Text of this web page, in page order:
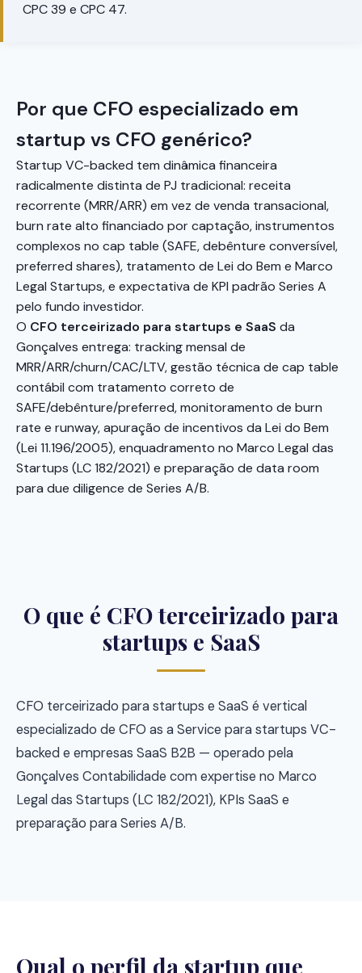
CPC 39 e CPC 47.
Por que CFO especializado em
startup vs CFO genérico?
Startup VC-backed tem dinâmica financeira
radicalmente distinta de PJ tradicional: receita
recorrente (MRR/ARR) em vez de venda transacional,
burn rate alto financiado por captação, instrumentos
complexos no cap table (SAFE, debênture conversível,
preferred shares), tratamento de Lei do Bem e Marco
Legal Startups, e expectativa de KPI padrão Series A
pelo fundo investidor.
O CFO terceirizado para startups e SaaS da
Gonçalves entrega: tracking mensal de
MRR/ARR/churn/CAC/LTV, gestão técnica de cap table
contábil com tratamento correto de
SAFE/debênture/preferred, monitoramento de burn
rate e runway, apuração de incentivos da Lei do Bem
(Lei 11.196/2005), enquadramento no Marco Legal das
Startups (LC 182/2021) e preparação de data room
para due diligence de Series A/B.
O que é CFO terceirizado para
startups e SaaS
CFO terceirizado para startups e SaaS é vertical
especializado de CFO as a Service para startups VC-
backed e empresas SaaS B2B — operado pela
Gonçalves Contabilidade com expertise no Marco
Legal das Startups (LC 182/2021), KPIs SaaS e
preparação para Series A/B.
Qual o perfil da startup que